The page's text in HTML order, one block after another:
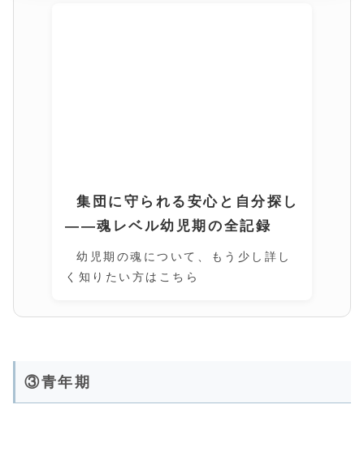
集団に守られる安心と自分探し
――魂レベル幼児期の全記録
幼児期の魂について、もう少し詳し
く知りたい方はこちら
③青年期